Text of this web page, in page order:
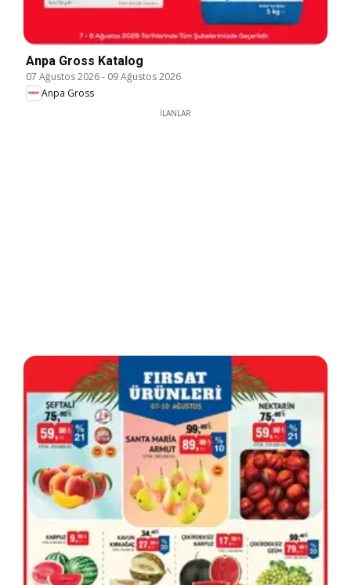
Anpa Gross Katalog
07 Ağustos 2026- 09 Ağustos 2026
Anpa Gross
İLANLAR